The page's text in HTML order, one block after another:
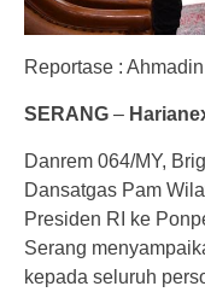
Reportase :
SERANG –
Danrem 064/MY,
Dansatgas Pam
Presiden RI ke
Serang
kepada seluruh